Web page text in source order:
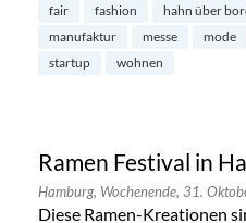
fair
fashion hahn über
manufaktur
messe mode
startup
wohnen
Ramen Festival in
Hamburg, Wochenende, 31.
Diese Ramen-Kreationen